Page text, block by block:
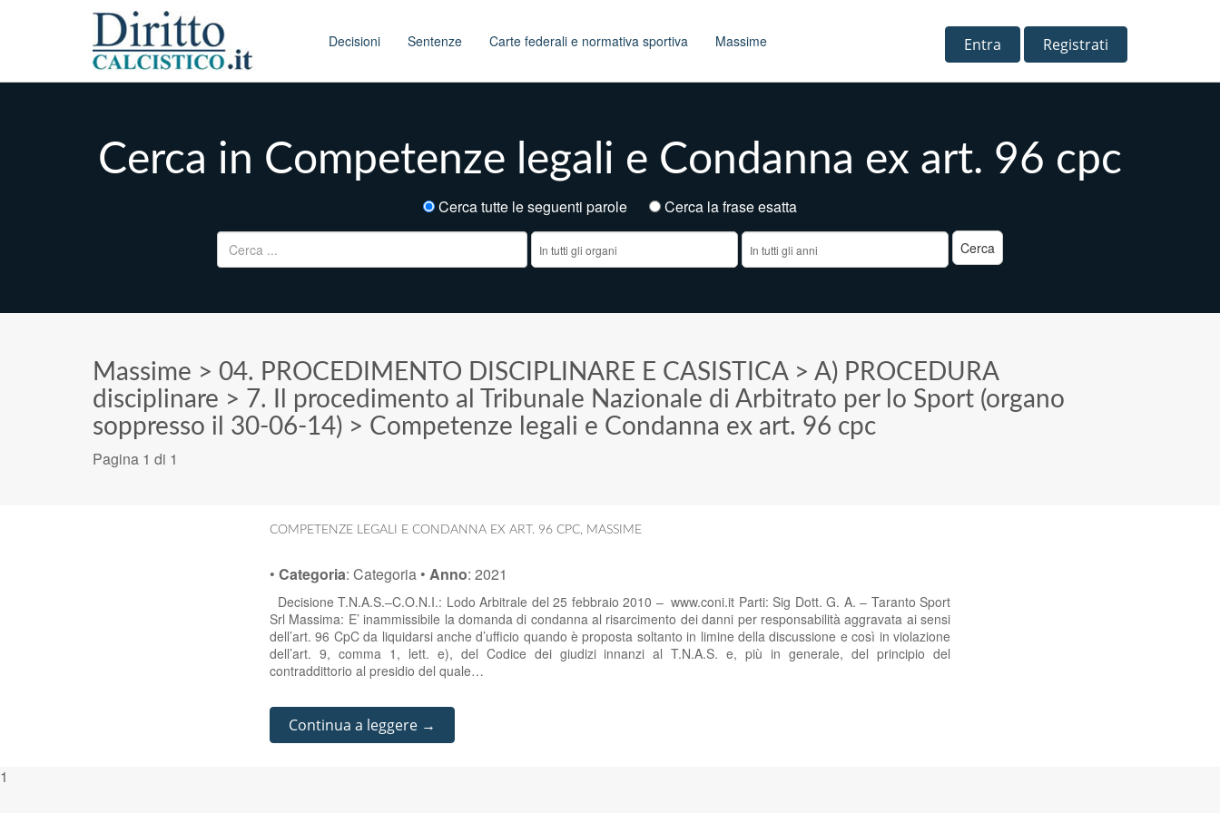
Main menu Decisioni Sentenze Carte federali e normativa sportiva Massime Entra Registrati
Cerca in Competenze legali e Condanna ex art. 96 cpc
Cerca tutte le seguenti parole
Cerca la frase esatta
Ricerca per:
Massime > 04. PROCEDIMENTO DISCIPLINARE E CASISTICA> A) PROCEDURA
disciplinare > 7. Il procedimento al Tribunale Nazionale di Arbitrato per lo Sport (organo
soppresso il 30-06-14) > Competenze legali e Condanna ex art. 96 cpc
Pagina 1 di 1
COMPETENZE LEGALI E CONDANNA EX ART. 96 CPC, MASSIME
• Categoria: Categoria • Anno: 2021
Decisione T.N.A.S.–C.O.N.I.: Lodo Arbitrale del 25 febbraio 2010 – www.coni.it Parti: Sig Dott. G. A. – Taranto Sport
Srl Massima: E’ inammissibile la domanda di condanna al risarcimento dei danni per responsabilità aggravata ai sensi
dell’art. 96 CpC da liquidarsi anche d’ufficio quando è proposta soltanto in limine della discussione e così in violazione
dell’art. 9, comma 1, lett. e), del Codice dei giudizi innanzi al T.N.A.S. e, più in generale, del principio del
contraddittorio al presidio del quale…
Continua a leggere →
1